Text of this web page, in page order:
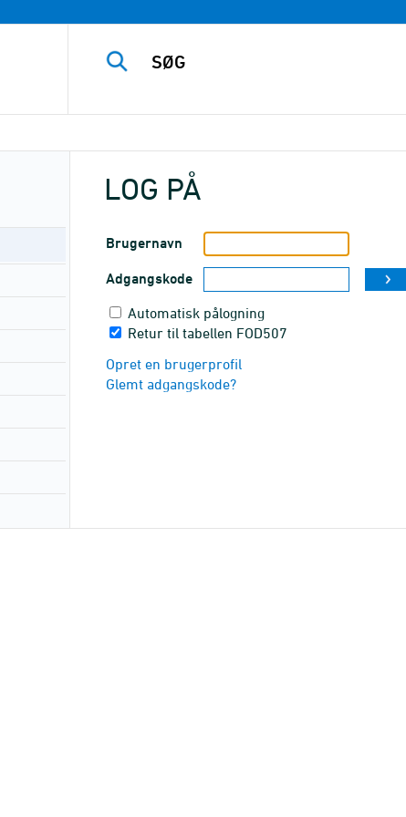
LOG PÅ
Brugernavn
Adgangskode
Automatisk pålogning
Retur til tabellen FOD507
Opret en brugerprofil
Glemt adgangskode?